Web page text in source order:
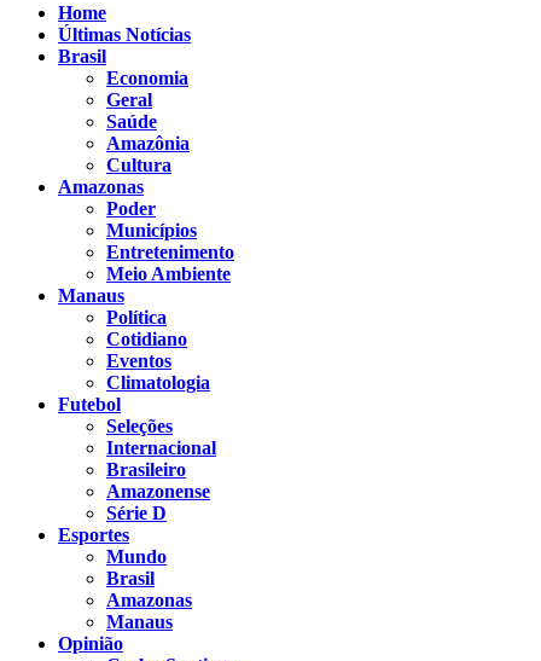
Home
Últimas Notícias
Brasil
Economia
Geral
Saúde
Amazônia
Cultura
Amazonas
Poder
Municípios
Entretenimento
Meio Ambiente
Manaus
Política
Cotidiano
Eventos
Climatologia
Futebol
Seleções
Internacional
Brasileiro
Amazonense
Série D
Esportes
Mundo
Brasil
Amazonas
Manaus
Opinião